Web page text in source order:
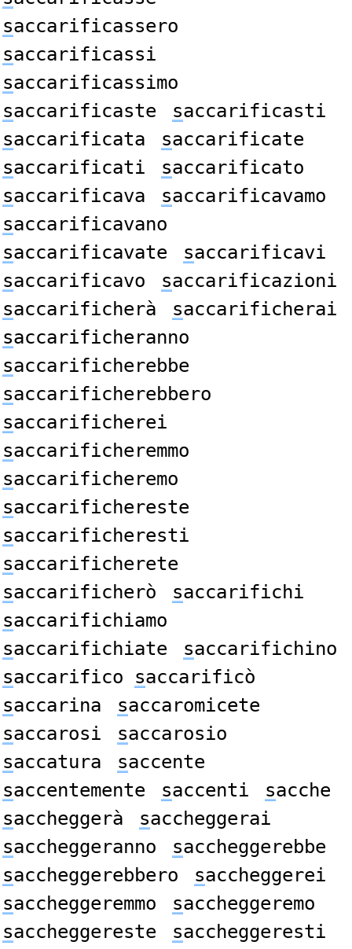
saccarificassero
saccarificassi
saccarificassimo
saccarificaste saccarificasti
saccarificata saccarificate
saccarificati saccarificato
saccarificava saccarificavamo
saccarificavano
saccarificavate saccarificavi
saccarificavo saccarificazioni
saccarificherà saccarificherai
saccarificheranno
saccarificherebbe
saccarificherebbero
saccarificherei
saccarificheremmo
saccarificheremo
saccarifichereste
saccarificheresti
saccarificherete
saccarificherò saccarifichi
saccarifichiamo
saccarifichiate saccarifichino
saccarifico saccarificò
saccarina saccaromicete
saccarosi saccarosio
saccatura saccente
saccentemente saccenti sacche
saccheggerà saccheggerai
saccheggeranno saccheggerebbe
saccheggerebbero saccheggerei
saccheggeremmo saccheggeremo
saccheggereste saccheggeresti